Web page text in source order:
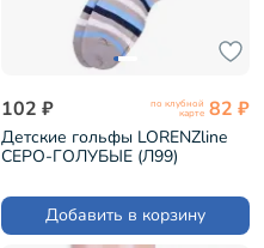
102 ₽ по клубной
карте 82 ₽
Детские гольфы LORENZline
СЕРО-ГОЛУБЫЕ (Л99)
Добавить в корзину